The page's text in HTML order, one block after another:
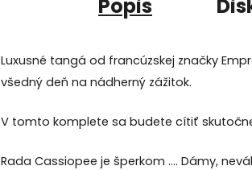
Popis
Luxusné tangá od francúzskej značky
všedný deň na nádherný zážitok.
V tomto komplete sa budete cítiť
Rada Cassiopee je šperkom .... Dámy,